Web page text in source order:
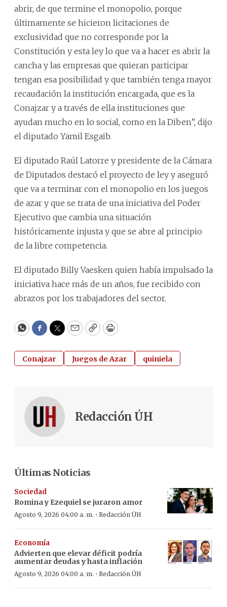
abrir, de que termine el monopolio, porque
últimamente se hicieron licitaciones de
exclusividad que no corresponde por la
Constitución y esta ley lo que va a hacer es abrir la
cancha y las empresas que quieran participar
tengan esa posibilidad y que también tenga mayor
recaudación la institución encargada, que es la
Conajzar y a través de ella instituciones que
ayudan mucho en lo social, como en la Diben”, dijo
el diputado Yamil Esgaib.
El diputado Raúl Latorre y presidente de la Cámara
de Diputados destacó el proyecto de ley y aseguró
que va a terminar con el monopolio en los juegos
de azar y que se trata de una iniciativa del Poder
Ejecutivo que cambia una situación
históricamente injusta y que se abre al principio
de la libre competencia.
El diputado Billy Vaesken quien había impulsado la
iniciativa hace más de un años, fue recibido con
abrazos por los trabajadores del sector.
WhatsApp
Facebook
Twitter
EmailCopyPrint
Conajzar Juegos de Azar quiniela
Redacción ÚH
Últimas Noticias
Sociedad
Romina y Ezequiel se juraron amor
Agosto 9, 2026 04:00 a. m. · Redacción ÚH
Economía
Advierten que elevar déficit podría
aumentar deudas y hasta inflación
Agosto 9, 2026 04:00 a. m. · Redacción ÚH